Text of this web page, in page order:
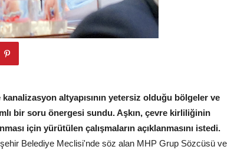
altyapısının yetersiz olduğu bölgeler ve
bir soru önergesi sundu. Aşkın, çevre kirliliğinin
için yürütülen çalışmaların açıklanmasını istedi.
Belediye Meclisi'nde söz alan MHP Grup Sözcüsü ve